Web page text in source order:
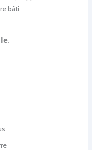
bâti.
.